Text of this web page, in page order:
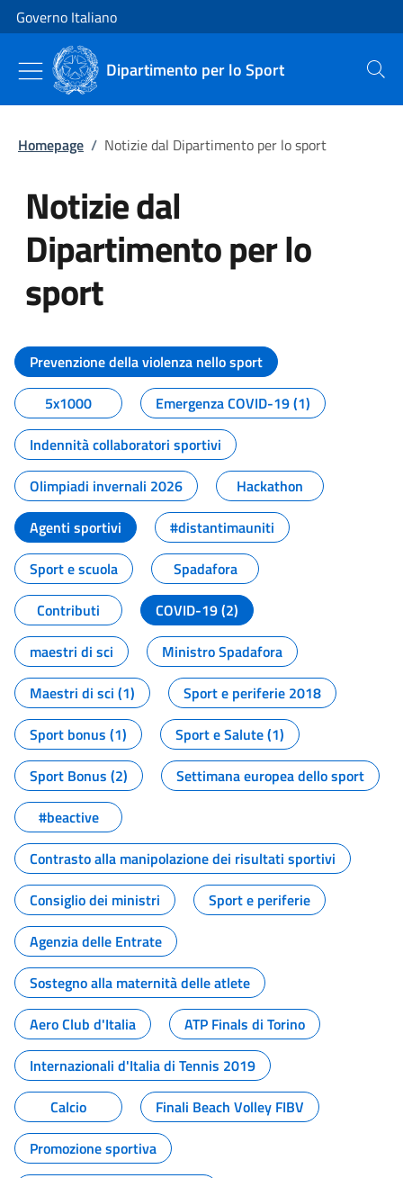
Vai al contenuto
Vai alla navigazione del sito
Governo Italiano
Dipartimento per lo Sport Cerca
Homepage / Notizie dal Dipartimento per lo sport
Notizie dal
Dipartimento per lo
sport
Tutti i contenuti della pagina
Prevenzione della violenza nello sport
5x1000
Emergenza COVID-19 (1)
Indennità collaboratori sportivi
Olimpiadi invernali 2026
Hackathon
Agenti sportivi
#distantimauniti
Sport e scuola
Spadafora
Contributi
COVID-19 (2)
maestri di sci
Ministro Spadafora
Maestri di sci (1)
Sport e periferie 2018
Sport bonus (1)
Sport e Salute (1)
Sport Bonus (2)
Settimana europea dello sport
#beactive
Contrasto alla manipolazione dei risultati sportivi
Consiglio dei ministri
Sport e periferie
Agenzia delle Entrate
Sostegno alla maternità delle atlete
Aero Club d'Italia
ATP Finals di Torino
Internazionali d'Italia di Tennis 2019
Calcio
Finali Beach Volley FIBV
Promozione sportiva